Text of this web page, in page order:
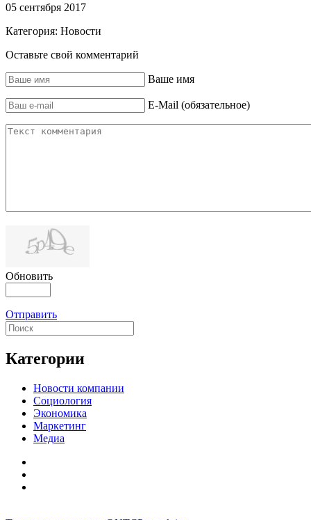
05 сентября 2017
Категория: Новости
Оставьте свой комментарий
Ваше имя
E-Mail (обязательное)
Обновить
Отправить
Категории
Новости компании
Социология
Экономика
Маркетинг
Медиа